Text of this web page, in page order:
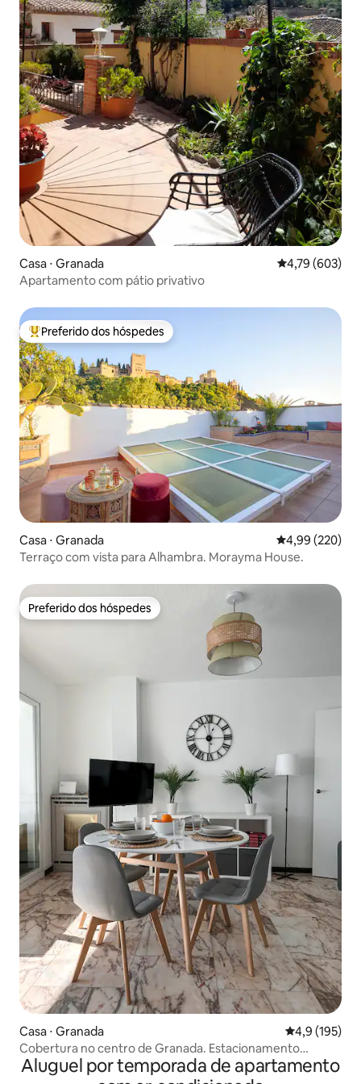
Casa ⋅ Granada 4,79 de uma
4,79 (603)
Apartamento com pátio privativo
Entre os melhores preferidos dos hóspedes
Preferido dos hóspedes
Casa ⋅ Granada 4,99 de uma
4,99 (220)
Terraço com vista para Alhambra. Morayma House.
Preferido dos hóspedes
Preferido dos hóspedes
Casa ⋅ Granada 4,9 de uma
4,9 (195)
Cobertura no centro de Granada. Estacionamento
opcional
Aluguel por temporada de apartamento